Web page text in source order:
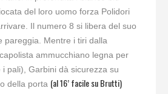
del loro uomo forza Polidori
Il numero 8 si libera del suo
pareggia. Mentre i tiri dalla
ammucchiano legna per
i pali), Garbini dà sicurezza su
della porta (al 16’ facile su Brutti)